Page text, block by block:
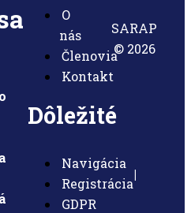
á
O
nás
Členovia
Kontakt
Dôležité
Navigácia
Registrácia
GDPR
SARAP
© 2026
|